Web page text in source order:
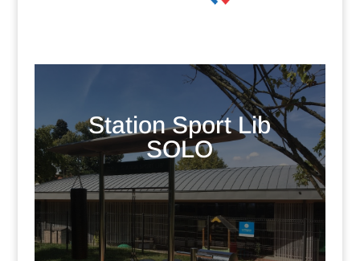
Station Sport Lib
SOLO